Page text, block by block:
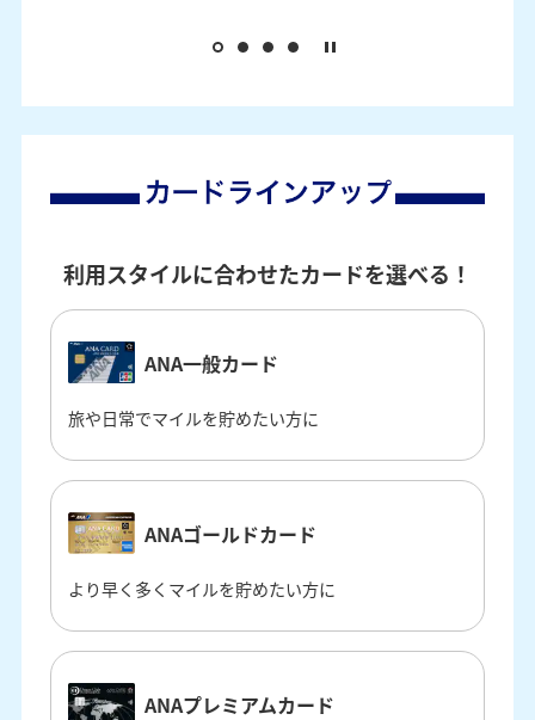
利用スタイルに合わせたカードを選べる！
ANA一般カード
旅や日常でマイルを貯めたい方に
ANAゴールドカード
より早く多くマイルを貯めたい方に
ANAプレミアムカード